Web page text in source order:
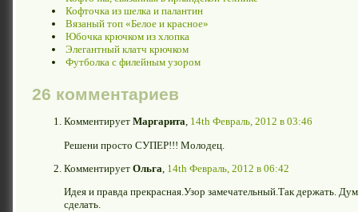
Кофточка из шелка и палантин
Вязаный топ «Белое и красное»
Юбочка крючком из хлопка
Элегантный клатч крючком
Футболка с филейным узором
26 комментариев
Комментирует Маргарита, 14th Февраль, 2012 в 03:46
Решени просто СУПЕР!!! Молодец.
Комментирует Ольга 14th Февраль, 2012 в 06:42
Идея и правда прекрасная.Узор замечательный.Так держать.
сделать.